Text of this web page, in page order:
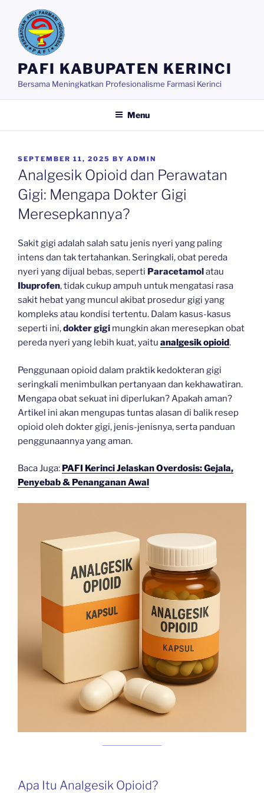
content
PAFI KABUPATEN KERINCI
Bersama Meningkatkan Profesionalisme Farmasi Kerinci
Menu
POSTED
ON
SEPTEMBER 11, 2025 BY ADMIN
Analgesik Opioid dan Perawatan
Gigi: Mengapa Dokter Gigi
Meresepkannya?
Sakit gigi adalah salah satu jenis nyeri yang paling
intens dan tak tertahankan. Seringkali, obat pereda
nyeri yang dijual bebas, seperti Paracetamolatau
Ibuprofen, tidak cukup ampuh untuk mengatasi rasa
sakit hebat yang muncul akibat prosedur gigi yang
kompleks atau kondisi tertentu. Dalam kasus-kasus
seperti ini,dokter gigi mungkin akan meresepkan obat
pereda nyeri yang lebih kuat, yaitu analgesik opioid.
Penggunaan opioid dalam praktik kedokteran gigi
seringkali menimbulkan pertanyaan dan kekhawatiran.
Mengapa obat sekuat ini diperlukan? Apakah aman?
Artikel ini akan mengupas tuntas alasan di balik resep
opioid oleh dokter gigi, jenis-jenisnya, serta panduan
penggunaannya yang aman.
Baca Juga: PAFI Kerinci Jelaskan Overdosis: Gejala,
Penyebab & Penanganan Awal
Apa Itu Analgesik Opioid?